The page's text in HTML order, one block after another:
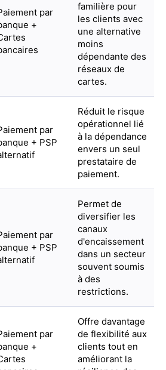
par
+
familière pour
les clients avec
une alternative
moins
dépendante des
réseaux de
cartes.
par
+ PSP
Réduit le risque
opérationnel lié
à la dépendance
envers un seul
prestataire de
paiement.
par
+ PSP
Permet de
diversifier les
canaux
d'encaissement
dans un secteur
souvent soumis
à des
restrictions.
par
+
Offre davantage
de flexibilité aux
clients tout en
améliorant la